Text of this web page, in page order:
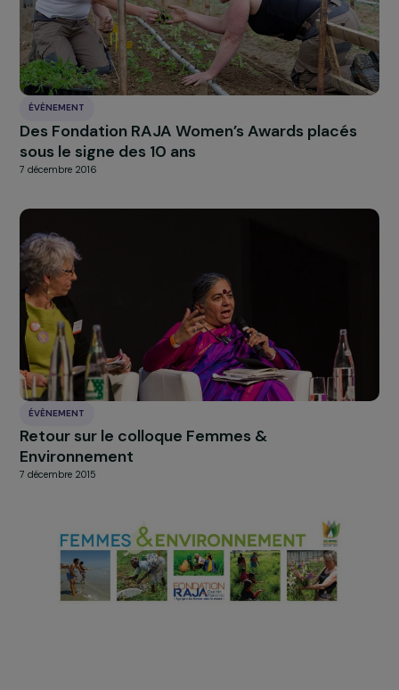
ÉVÈNEMENT
La fondation célèbre son dixième
au trianon !
8 décembre 2016
ÉVÈNEMENT
2006-2016 : 10 ans d’action de la Fondation